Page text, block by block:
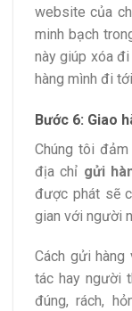
website của
minh bạch
này giúp xóa
hàng mình đi
Bước 6: Giao
Chúng tôi
địa chỉ gửi
được phát sẽ
gian với người
Cách gửi hàng
tác hay người
đúng, rách,